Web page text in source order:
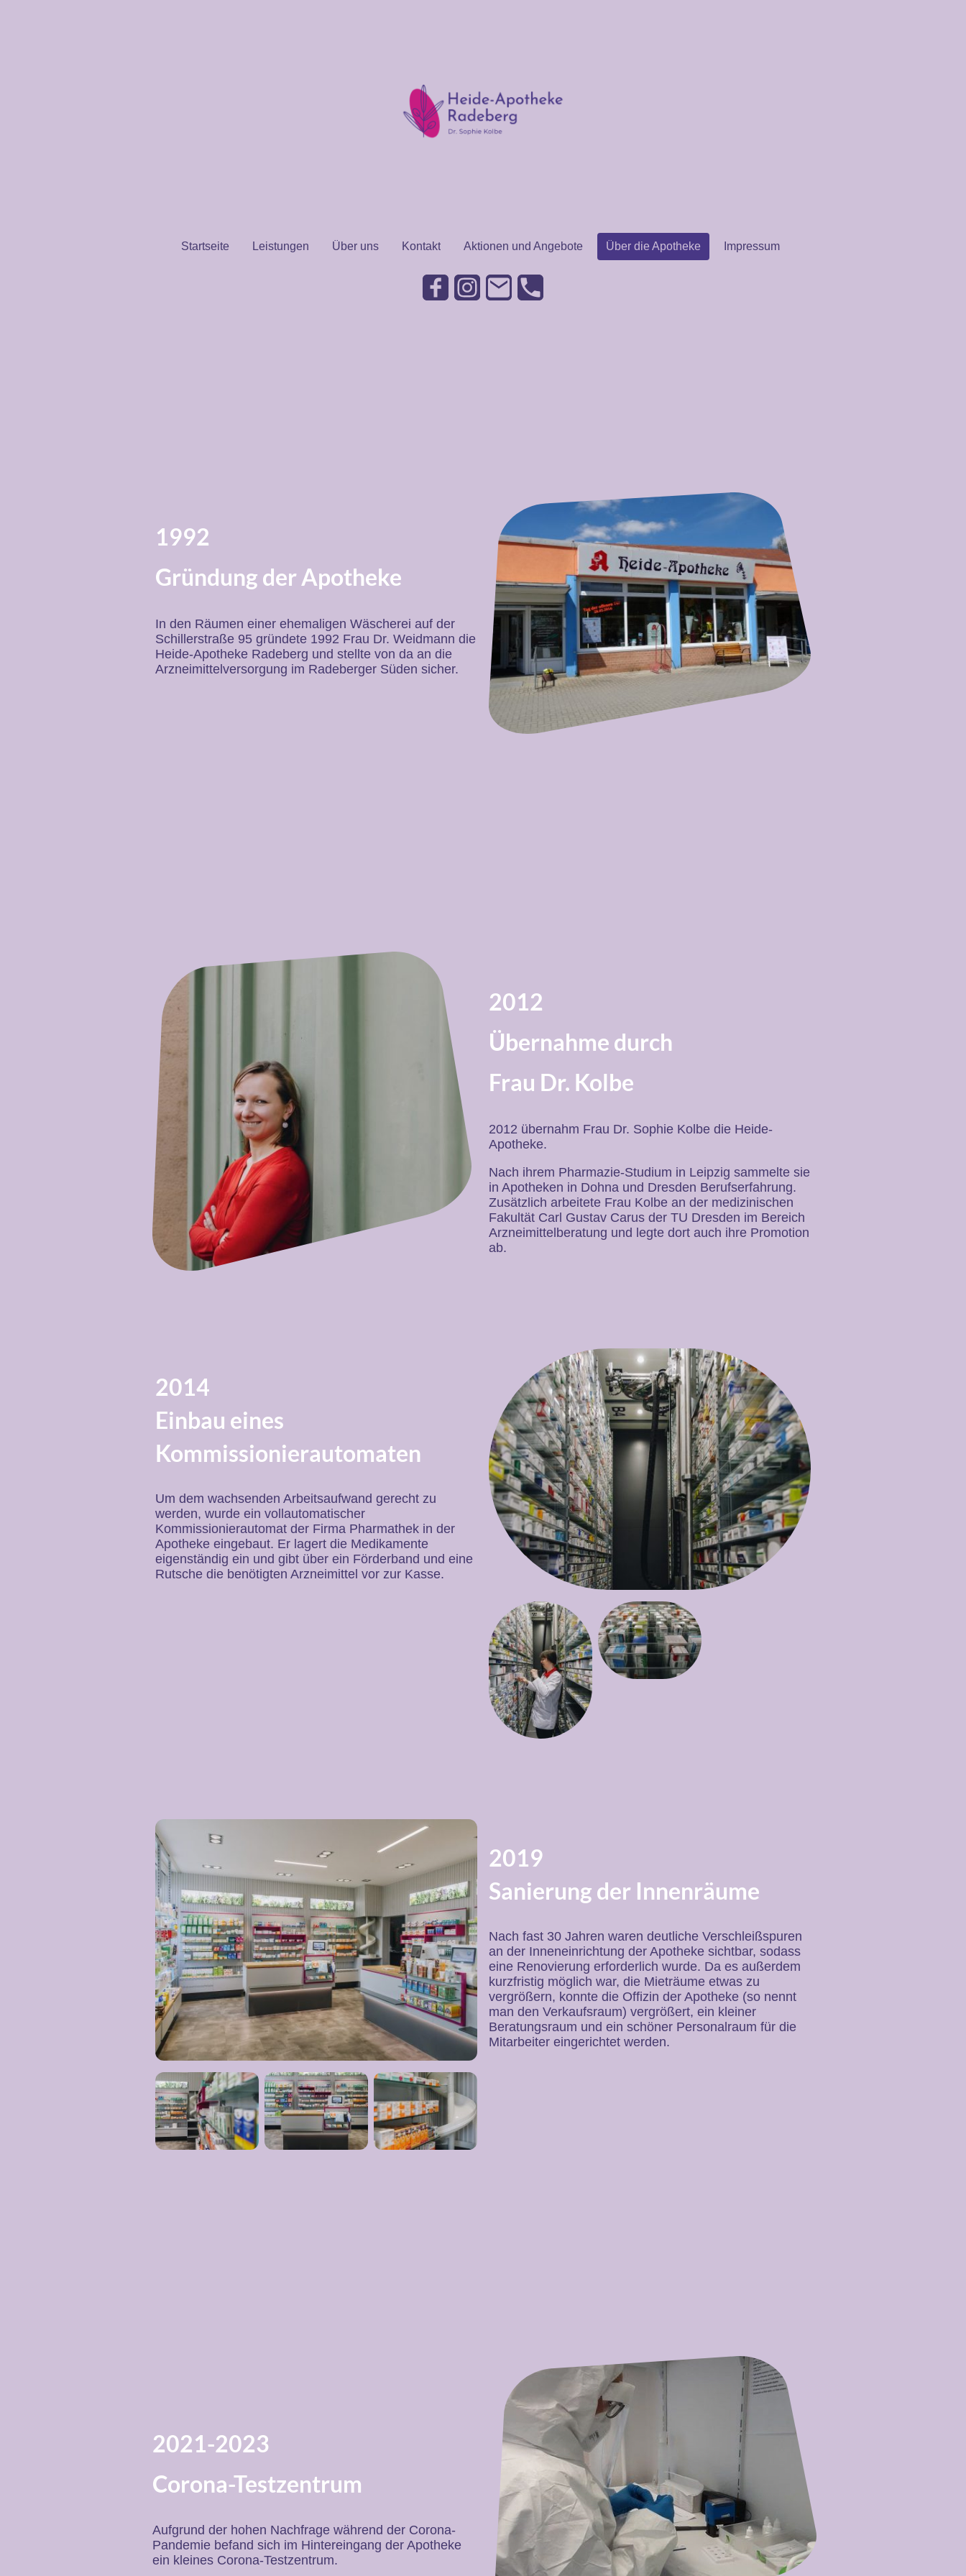
Startseite Leistungen Über uns Kontakt Aktionen und Angebote Über die Apotheke Impressum
1992
Gründung der Apotheke
In den Räumen einer ehemaligen Wäscherei auf der
Schillerstraße 95 gründete 1992 Frau Dr. Weidmann die
Heide-Apotheke Radeberg und stellte von da an die
Arzneimittelversorgung im Radeberger Süden sicher.
2012
Übernahme durch
Frau Dr. Kolbe
2012 übernahm Frau Dr. Sophie Kolbe die Heide-
Apotheke.
Nach ihrem Pharmazie-Studium in Leipzig sammelte sie
in Apotheken in Dohna und Dresden Berufserfahrung.
Zusätzlich arbeitete Frau Kolbe an der medizinischen
Fakultät Carl Gustav Carus der TU Dresden im Bereich
Arzneimittelberatung und legte dort auch ihre Promotion
ab.
2014
Einbau eines
Kommissionierautomaten
Um dem wachsenden Arbeitsaufwand gerecht zu
werden, wurde ein vollautomatischer
Kommissionierautomat der Firma Pharmathek in der
Apotheke eingebaut. Er lagert die Medikamente
eigenständig ein und gibt über ein Förderband und eine
Rutsche die benötigten Arzneimittel vor zur Kasse.
2019
Sanierung der Innenräume
Nach fast 30 Jahren waren deutliche Verschleißspuren
an der Inneneinrichtung der Apotheke sichtbar, sodass
eine Renovierung erforderlich wurde. Da es außerdem
kurzfristig möglich war, die Mieträume etwas zu
vergrößern, konnte die Offizin der Apotheke (so nennt
man den Verkaufsraum) vergrößert, ein kleiner
Beratungsraum und ein schöner Personalraum für die
Mitarbeiter eingerichtet werden.
2021-2023
Corona-Testzentrum
Aufgrund der hohen Nachfrage während der Corona-
Pandemie befand sich im Hintereingang der Apotheke
ein kleines Corona-Testzentrum.